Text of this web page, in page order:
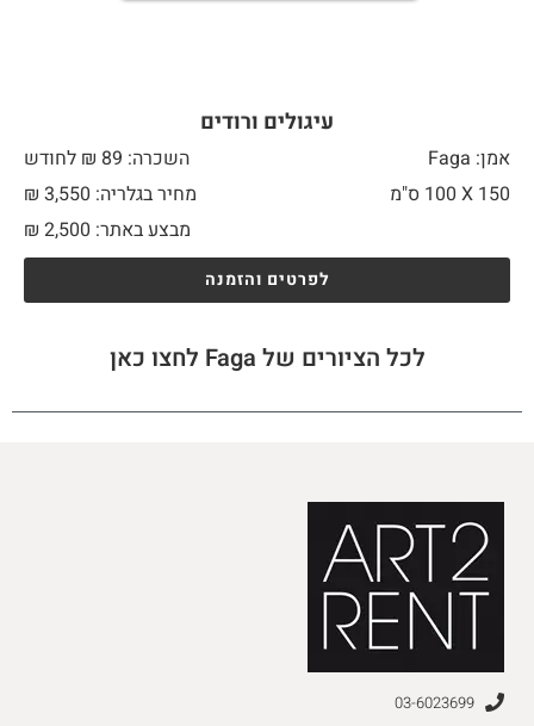
עיגולים ורודים
אמן: Faga
השכרה: 89 ₪ לחודש
150 X
מחיר בגלריה: 3,550 ₪
מבצע באתר:
₪ 2,500
לפרטים והזמנה
לכל הציורים של Faga לחצו כאן
03-6023699